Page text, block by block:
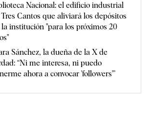
Nacional: el edificio industrial
Cantos que aliviará los depósitos
la institución "para los próximos 20
Sánchez, la dueña de la X de
“Ni me interesa, ni puedo
ahora a convocar 'followers'”